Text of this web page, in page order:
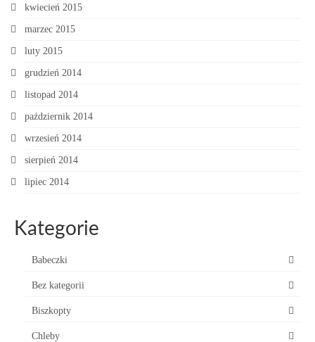
kwiecień 2015
marzec 2015
luty 2015
grudzień 2014
listopad 2014
październik 2014
wrzesień 2014
sierpień 2014
lipiec 2014
Kategorie
Babeczki
Bez kategorii
Biszkopty
Chleby